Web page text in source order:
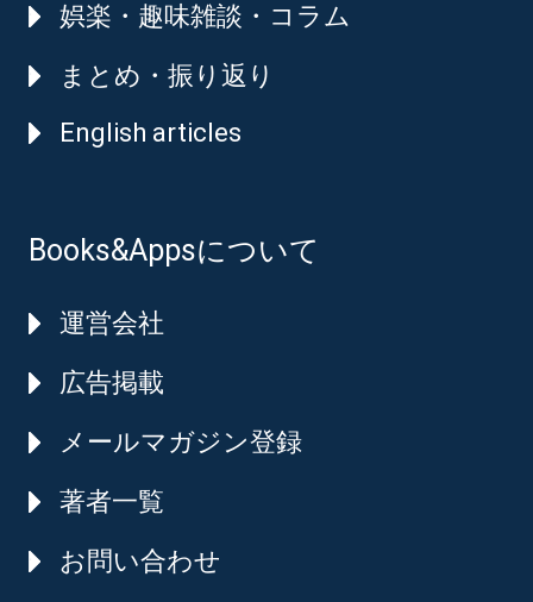
娯楽・趣味雑談・コラム
まとめ・振り返り
English articles
Books&Appsについて
運営会社
広告掲載
メールマガジン登録
著者一覧
お問い合わせ